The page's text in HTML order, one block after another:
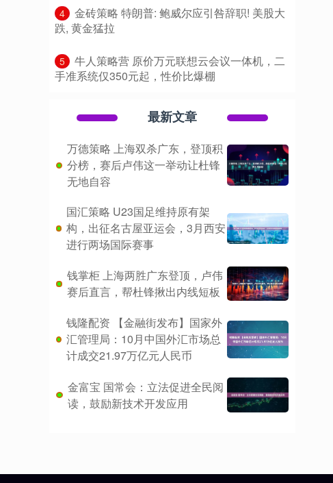
4
​金砖策略 特朗普: 鲍威尔应引咎辞职! 美股大
跌, 黄金猛拉
5
​牛人策略营 原价万元联想云会议一体机，二
手准系统仅350元起，性价比爆棚
最新文章
万德策略 上海双杀广东，登顶积
分榜，赛后卢伟这一举动让杜锋
无地自容
国汇策略 U23国足维持原有架
构，出征名古屋亚运会，3月西安
进行两场国际赛事
钱掌柜 上海两胜广东登顶，卢伟
赛后直言，帮杜锋揪出内线短板
钱隆配资 【金融街发布】国家外
汇管理局：10月中国外汇市场总
计成交21.97万亿元人民币
金富宝 国常会：立法促进全民阅
读，鼓励新技术开发应用